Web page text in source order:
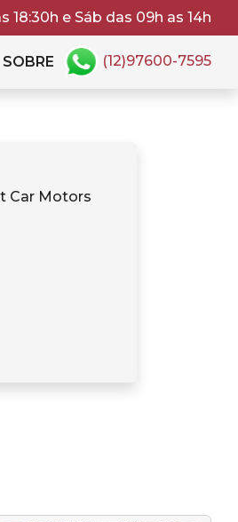
18:30h e Sáb das 09h as 14h
SOBRE (12)97600-7595
Car Motors